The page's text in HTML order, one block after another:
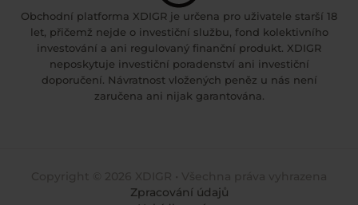
Obchodní platforma XDIGR je určena pro uživatele starší 18
let, přičemž nejde o investiční službu, fond kolektivního
investování a ani regulovaný finanční produkt. XDIGR
neposkytuje investiční poradenství ani investiční
doporučení. Návratnost vložených peněz u nás není
zaručena ani nijak garantována.
Zpracování údajů